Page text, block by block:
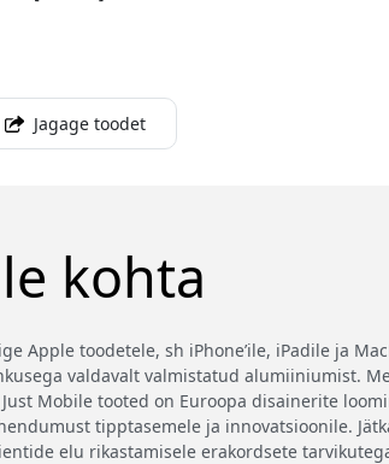
Jagage toodet
kohta
Apple toodetele, sh iPhone’ile, iPadile ja
valdavalt valmistatud alumiiniumist.
Mobile tooted on Euroopa disainerite
tipptasemele ja innovatsioonile.
elu rikastamisele erakordsete